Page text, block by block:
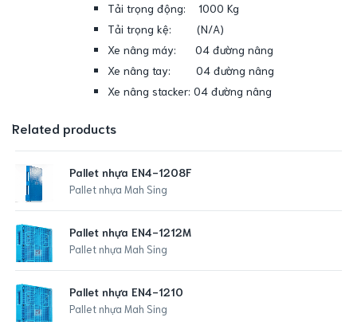
Tải trọng động: 1000 Kg
Tải trọng kệ: (N/A)
Xe nâng máy: 04 đường nâng
Xe nâng tay: 04 đường nâng
Xe nâng stacker: 04 đường nâng
Related products
Pallet nhựa EN4-1208F
Pallet nhựa Mah Sing
Pallet nhựa EN4-1212M
Pallet nhựa Mah Sing
Pallet nhựa EN4-1210
Pallet nhựa Mah Sing